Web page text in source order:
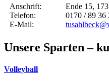
Anschrift:
Telefon:
E-Mail:
Ende
0170 / 89 36
Unsere Sparten –
Volleyball